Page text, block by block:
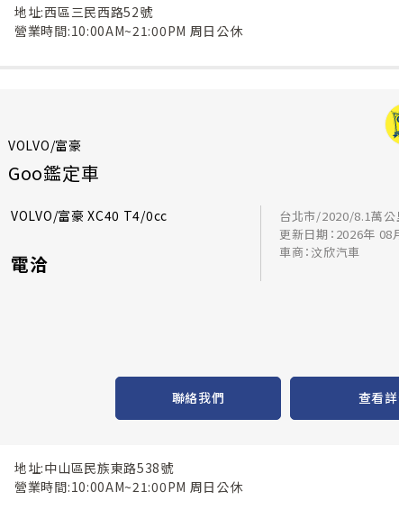
地址:西區三民西路52號
營業時間:10:00AM~21:00PM 周日公休
VOLVO/富豪
Goo鑑定車
VOLVO/富豪 XC40 T4/0cc
電洽
台北市/2020/8.1萬公
更新日期：2026年 08
車商：汶欣汽車
聯絡我們 查看
地址:中山區民族東路538號
營業時間:10:00AM~21:00PM 周日公休